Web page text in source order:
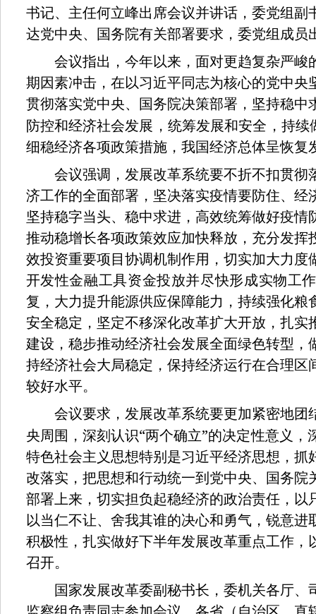
书记、主任何立峰出席会议并讲话，委党组副
达党中央、国务院有关部署要求，委党组成员
会议指出，今年以来，面对更趋复杂严峻
期因素冲击，在以习近平同志为核心的党中央
贯彻落实党中央、国务院决策部署，坚持稳中
防控和经济社会发展，统筹发展和安全，持续
细稳经济各项政策措施，我国经济总体呈恢复
会议强调，发展改革系统要不折不扣贯彻
济工作的全面部署，坚决落实疫情要防住、经
坚持稳字当头、稳中求进，高效统筹做好疫情
推动稳增长各项政策效应加快释放，充分发挥
效投资重要项目协调机制作用，切实加大力度
开发性金融工具资金投放并尽快形成实物工
复，大力提升能源供应保障能力，持续强化粮
安全稳定，坚定不移深化改革扩大开放，扎实
建设，稳步推动经济社会发展全面绿色转型，
持经济社会大局稳定，保持经济运行在合理区
较好水平。
会议要求，发展改革系统要更加紧密地团
央周围，深刻认识“两个确立”的决定性意义，
特色社会主义思想特别是习近平经济思想，抓
改落实，把思想和行动统一到党中央、国务院
部署上来，切实担负起稳经济的政治责任，以
以当仁不让、舍我其谁的决心和勇气，锐意
积极性，扎实做好下半年发展改革重点工作，
召开。
国家发展改革委副秘书长，委机关各厅、